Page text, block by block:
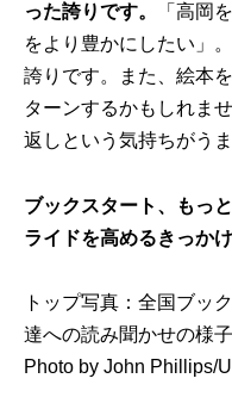
った誇りです。
「高岡
をより豊かにしたい」
誇りです。また、絵本
ターンするかもしれま
返しという気持ちがう
ブックスタート、もっ
ライドを高めるきっか
トップ写真：全国ブッ
達への読み聞かせの様
Photo by John Phillips/